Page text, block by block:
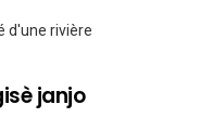
d'une rivière
janjo